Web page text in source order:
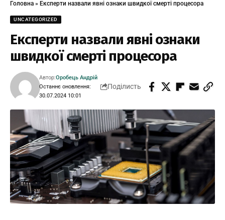
Головна » Експерти назвали явні ознаки швидкої смерті процесора
UNCATEGORIZED
Експерти назвали явні ознаки
швидкої смерті процесора
Останнє оновлення:
30.07.2024 10:01
Автор:Оробець Андрій
Поділисть